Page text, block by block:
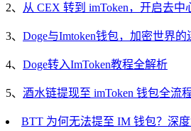
2、 从 CEX 转到 imToken，开启去
3、 Doge与Imtoken钱包，加密世界的
4、 Doge转入ImToken教程全解析
5、 酒水链提现至 imToken 钱包全流
BTT 为何无法提至 IM 钱包？深